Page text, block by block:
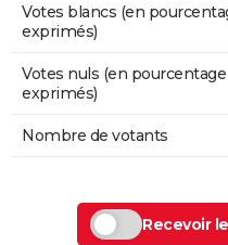
Votes blancs (en
exprimés)
Votes nuls (en
exprimés)
Nombre de votants
Recevoir